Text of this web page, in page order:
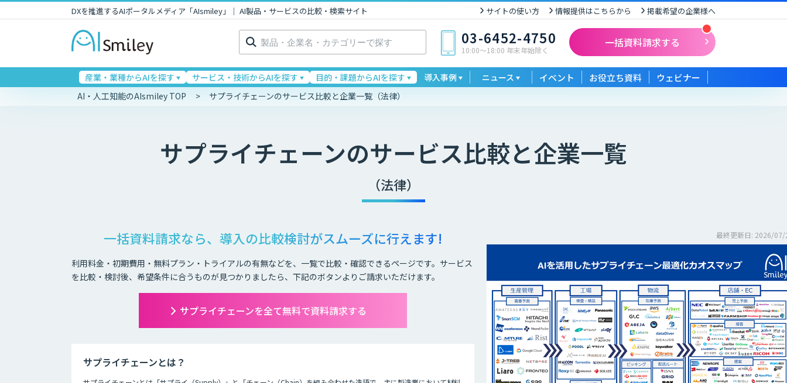
DXを推進するAIポータルメディア「AIsmiley」｜ AI製品・サービスの比較・検索サイト サイトの使い方 情報提供はこちらから 掲載希望の企業様へ
検
索: 03-6452-4750
10:00〜18:00 年末年始除く
一括資料請求する
産業・業種からAIを探す サービス・技術からAIを探す 目的・課題からAIを探す 導入事例 ニュース イベント お役立ち資料 ウェビナー
AI・人工知能のAIsmiley TOP サプライチェーンのサービス比較と企業一覧（法律）
サプライチェーンのサービス比較と企業一覧
（法律）
一括資料請求なら、導入の比較検討がスムーズに行えます!
利用料金・初期費用・無料プラン・トライアルの有無などを、一覧で比較・確認できるページです。サービス
を比較・検討後、希望条件に合うものが見つかりましたら、下記のボタンよりご請求いただけます。
サプライチェーンを全て無料で資料請求する
最終更新日: 2026/07/
サプライチェーンとは？